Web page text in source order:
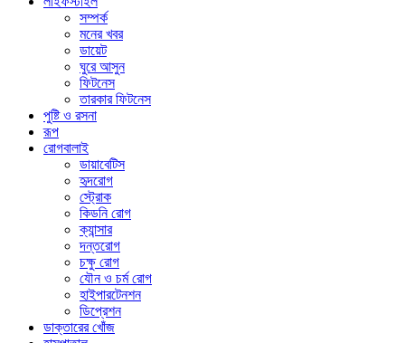
সম্পর্ক
মনের খবর
ডায়েট
ঘুরে আসুন
ফিটনেস
তারকার ফিটনেস
পুষ্টি ও রসনা
রূপ
রোগবালাই
ডায়াবেটিস
হৃদরোগ
স্ট্রোক
কিডনি রোগ
ক্যান্সার
দন্তরোগ
চক্ষু রোগ
যৌন ও চর্ম রোগ
হাইপারটেনশন
ডিপ্রেশন
ডাক্তারের খোঁজ